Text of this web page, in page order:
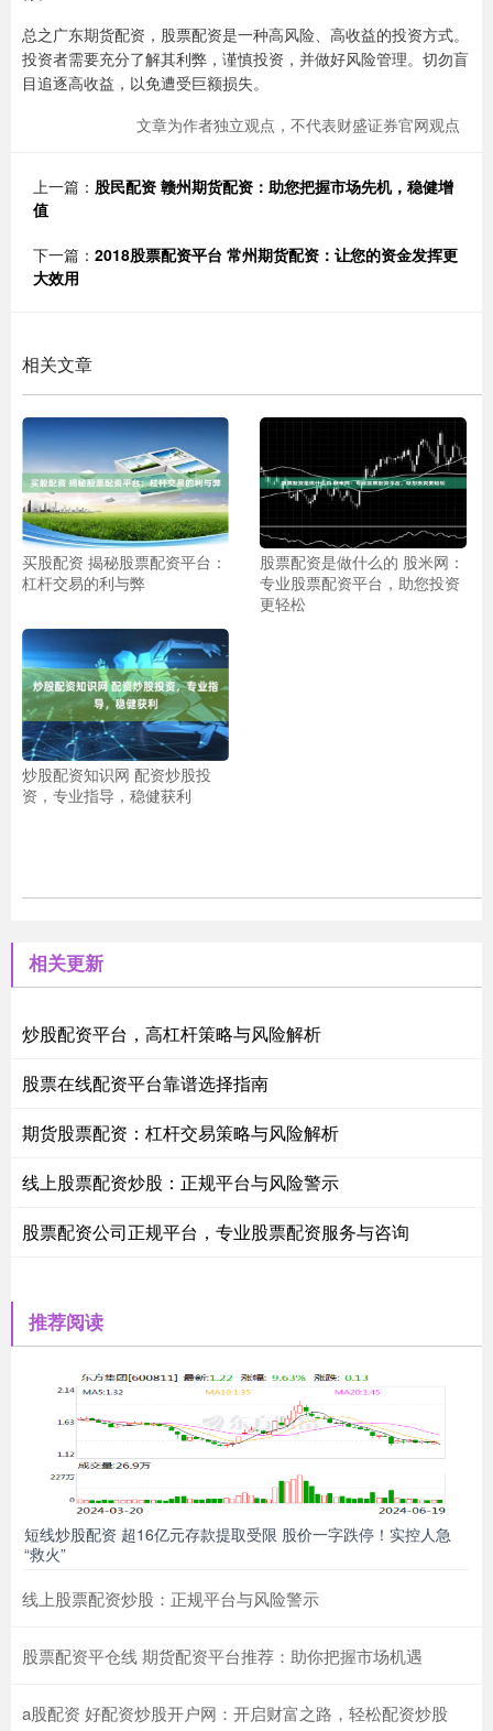
总之广东期货配资，股票配资是一种高风险、高收益的投资方式。
投资者需要充分了解其利弊，谨慎投资，并做好风险管理。切勿盲
目追逐高收益，以免遭受巨额损失。
文章为作者独立观点，不代表财盛证券官网观点
上一篇： 股民配资 赣州期货配资：助您把握市场先机，稳健增
值
下一篇： 2018股票配资平台 常州期货配资：让您的资金发挥更
大效用
相关文章
买股配资 揭秘股票配资平台：
杠杆交易的利与弊
股票配资是做什么的 股米网：
专业股票配资平台，助您投资
更轻松
炒股配资知识网 配资炒股投
资，专业指导，稳健获利
相关更新
炒股配资平台，高杠杆策略与风险解析
股票在线配资平台靠谱选择指南
期货股票配资：杠杆交易策略与风险解析
线上股票配资炒股：正规平台与风险警示
股票配资公司正规平台，专业股票配资服务与咨询
推荐阅读
短线炒股配资 超16亿元存款提取受限 股价一字跌停！实控人急
“救火”
线上股票配资炒股：正规平台与风险警示
股票配资平仓线 期货配资平台推荐：助你把握市场机遇
a股配资 好配资炒股开户网：开启财富之路，轻松配资炒股